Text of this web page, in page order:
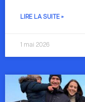
LIRE LA SUITE »
1 mai 2026